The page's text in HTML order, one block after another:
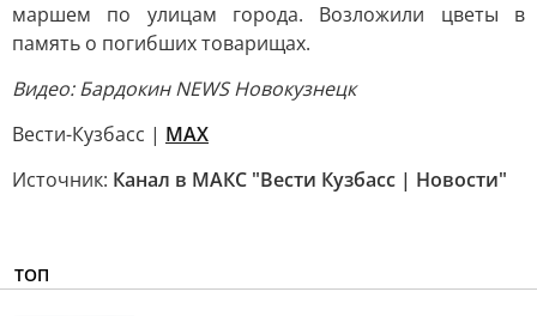
маршем по улицам города. Возложили цветы в
память о погибших товарищах.
Видео: Бардокин NEWS Новокузнецк
Вести-Кузбасс | MAX
Источник: Канал в МАКС "Вести Кузбасс | Новости"
ТОП